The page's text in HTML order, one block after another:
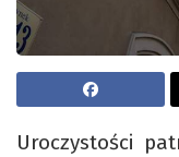
Uroczystości